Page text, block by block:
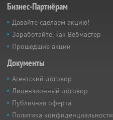
Бизнес-Партнёрам
Давайте сделаем акцию!
Заработайте, как Вебмастер
Прошедшие акции
Документы
Агентский договор
Лицензионный договор
Публичная оферта
Политика конфиденциальности